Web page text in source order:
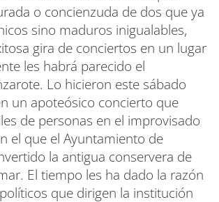
o concienzuda de dos que ya
sino maduros inigualables,
gira de conciertos en un lugar
les habrá parecido el
Lo hicieron este sábado
un apoteósico concierto que
de personas en el improvisado
el que el Ayuntamiento de
la antigua conservera de
El tiempo les ha dado la razón
que dirigen la institución